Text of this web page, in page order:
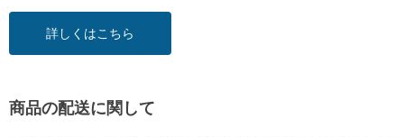
詳しくはこちら
商品の配送に関して